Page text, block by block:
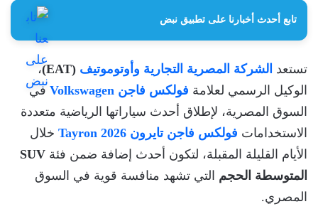
تابع أحدث أخبارنا على تطبيق نبض
تستعد الشركة المصرية التجارية وأوتوموتيف (EAT)
،
الوكيل الرسمي لعلامة فولكس فاجن Volkswagen
في
السوق المصرية، لإطلاق أحدث سياراتها الرياضية متعددة
الاستخدامات فولكس فاجن تايرون Tayron 2026
خلال
الأيام القليلة المقبلة، لتكون أحدث إضافة ضمن فئة SUV
المتوسطة الحجم التي تشهد منافسة قوية في السوق
المصري.